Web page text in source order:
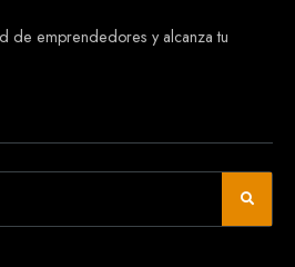
de emprendedores y alcanza tu